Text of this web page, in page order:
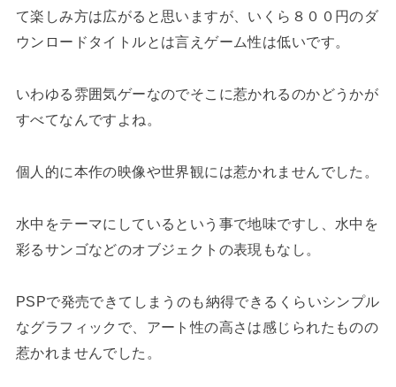
て楽しみ方は広がると思いますが、いくら８００円のダ
ウンロードタイトルとは言えゲーム性は低いです。
いわゆる雰囲気ゲーなのでそこに惹かれるのかどうかが
すべてなんですよね。
個人的に本作の映像や世界観には惹かれませんでした。
水中をテーマにしているという事で地味ですし、水中を
彩るサンゴなどのオブジェクトの表現もなし。
PSPで発売できてしまうのも納得できるくらいシンプル
なグラフィックで、アート性の高さは感じられたものの
惹かれませんでした。